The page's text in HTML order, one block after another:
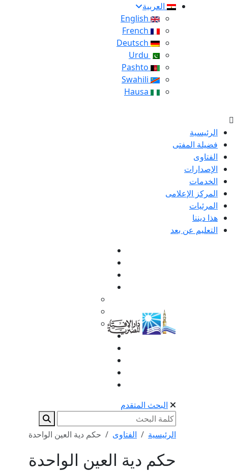
العربية
الرئيسية
فضيلة المفتى
الفتاوى
الإصدارات
الخدمات
المركز الإعلامى
المرئيات
هذا ديننا
التعليم عن بعد
البحث المتقدم
الرئيسية الفتاوى حكم دية العين الواحدة
حكم دية العين الواحدة